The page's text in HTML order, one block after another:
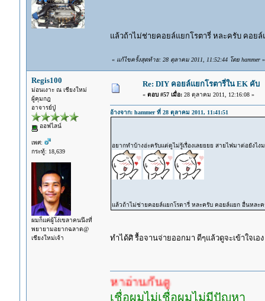
แล้วถ้าไม่ช่ายคอยล์แยกโรตารี่ หละครับ คอยล์
« แก้ไขครั้งสุดท้าย: 28 ตุลาคม 2011, 11:52:44 โดย hammer»
Regis100
ม่อนเงาะ ณ เชียงใหม่
ผู้คุมกฎ
อาจารย์ปู่
ออฟไลน์
เพศ:
กระทู้: 18,639
ผมก็แค่ผู้โง่เขลาคนนึงที่
พยายามอยากฉลาด@
เชียงใหม่เจ้า
Re: DIY คอยล์แยกโรตารี่ใน EK คับ
« ตอบ #57 เมื่อ:28 ตุลาคม 2011, 12:16:08 »
อ้างจาก: hammer ที่ 28 ตุลาคม 2011, 11:41:51
อยากทำบ้างอ่ะครับแต่ดูไม่รู้เรื่องเลยยยย สายไฟมาต่อยังไ
แล้วถ้าไม่ช่ายคอยล์แยกโรตารี่ หละครับ คอยล์แยก อื่นหละครั
ทำได้ศิ รื้อจานจ่ายออกมา ดีๆแล้วดูจะเข้าใจเ
ยอะแล้ว หาอ่านกันดู
เชื่อผมไม่เชื่อผมไม่มีปัญหา